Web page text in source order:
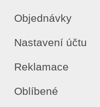
Objednávky
Nastavení účtu
Reklamace
Oblíbené